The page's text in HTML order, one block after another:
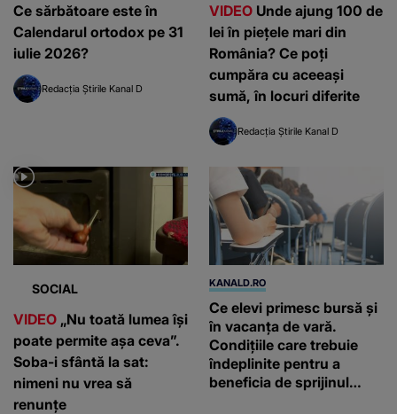
Ce sărbătoare este în
Calendarul ortodox pe 31
iulie 2026?
Redacția Știrile Kanal D
VIDEO Unde ajung 100 de
lei în piețele mari din
România? Ce poți
cumpăra cu aceeași
sumă, în locuri diferite
Redacția Știrile Kanal D
SOCIAL
VIDEO „Nu toată lumea își
poate permite așa ceva”.
Soba-i sfântă la sat:
nimeni nu vrea să
renunțe
KANALD.RO
Ce elevi primesc bursă și
în vacanța de vară.
Condițiile care trebuie
îndeplinite pentru a
beneficia de sprijinul